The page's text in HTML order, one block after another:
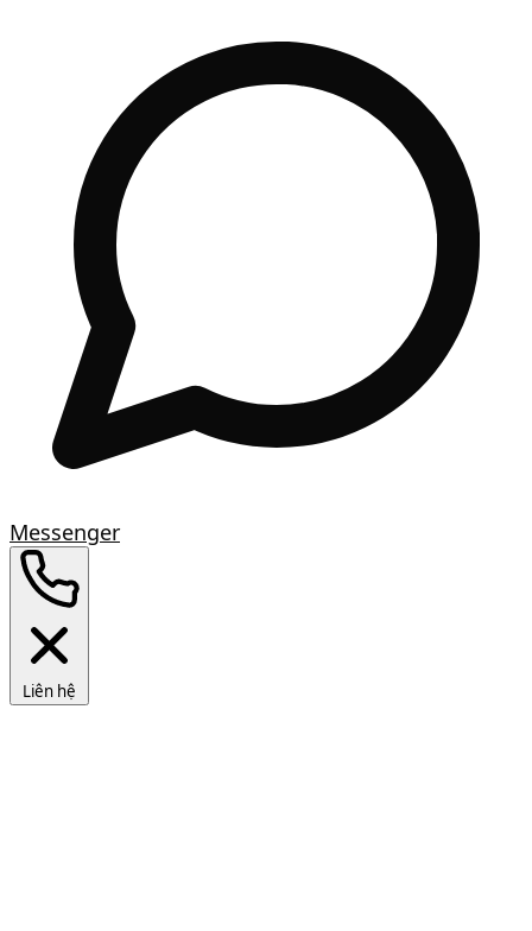
Messenger
Liên hệ